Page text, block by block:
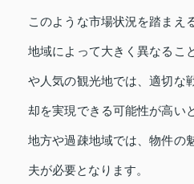
このような市場状況を踏まえ
地域によって大きく異なるこ
や人気の観光地では、適切な
却を実現できる可能性が高い
地方や過疎地域では、物件の
夫が必要となります。